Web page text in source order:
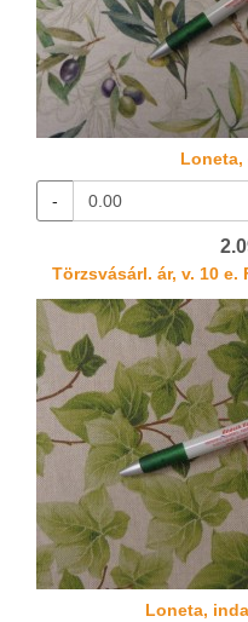
Loneta,
-
Törzsvásárl. ár, v. 10
Loneta,